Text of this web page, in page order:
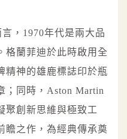
，1970年代是兩大品
格蘭菲迪於此時啟用全
精神的雄鹿標誌印於瓶
；同時，Aston Martin
聚創新思維與極致工
瞻之作，為經典傳承奠